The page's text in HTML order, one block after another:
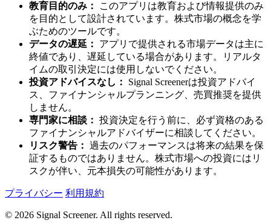
教育目的のみ：
このアプリは教育および情報提供のみ
を目的として設計されています。株式市場の概念を学
ぶためのツールです。
データの遅延：
アプリで提供される市場データは主に
終値であり、遅延している場合があります。リアルタ
イムの取引決定には使用しないでください。
投資アドバイスなし：
Signal Screenerは投資アドバイ
ス、ファイナンシャルプランニング、売買推奨を提供
しません。
専門家に相談： 投資決定を行う前に、必ず資格のある
ファイナンシャルアドバイザーに相談してください。
リスク警告： 過去のパフォーマンスは将来の結果を保
証するものではありません。株式市場への投資にはリ
スクが伴い、元本損失の可能性があります。
プライバシー 利用規約
© 2026 Signal Screener. All rights reserved.